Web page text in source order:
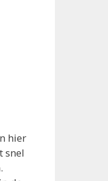
hier
snel